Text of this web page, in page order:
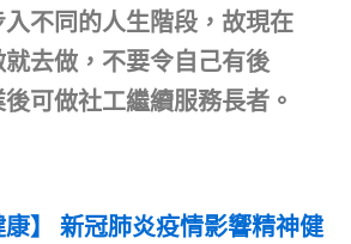
不同的人生階段，故現在
就去做，不要令自己有後
可做社工繼續服務長者。
康】 新冠肺炎疫情影響精神健